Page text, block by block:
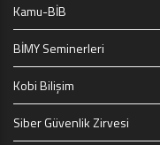
Kamu-BİB
BİMY Seminerleri
Kobi Bilişim
Siber Güvenlik Zirvesi